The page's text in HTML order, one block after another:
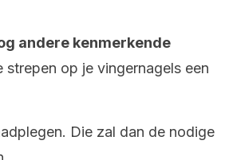
andere kenmerkende
strepen op je vingernagels een
Die zal dan de nodige